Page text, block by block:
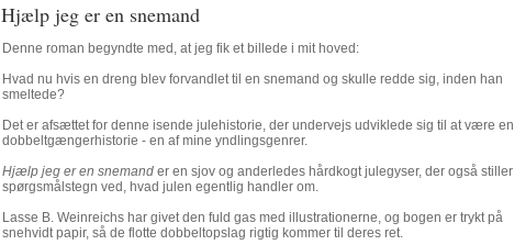
Hjælp jeg er en snemand
Denne roman begyndte med, at jeg fik et billede i mit hoved:
Hvad nu hvis en dreng blev forvandlet til en snemand og skulle redde sig, inden han
smeltede?
Det er afsættet for denne isende julehistorie, der undervejs udviklede sig til at være en
dobbeltgængerhistorie - en af mine yndlingsgenrer.
Hjælp jeg er en snemand er en sjov og anderledes hårdkogt julegyser, der også stiller
spørgsmålstegn ved, hvad julen egentlig handler om.
Lasse B. Weinreichs har givet den fuld gas med illustrationerne, og bogen er trykt på
snehvidt papir, så de flotte dobbeltopslag rigtig kommer til deres ret.